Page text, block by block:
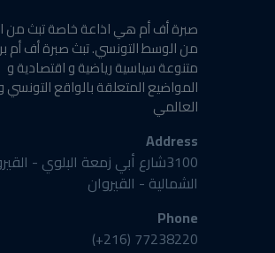
صبرة أف أم هي اذاعة خاصة تبث من
من الوسط التونسي. تبث صبرة أف أم
متنوعة سياسية رياضية و اقتصادية و
المواضيع المتعلقة بالواقع التونسي
العالمي
Address
3100شارع أبي زمعة البلوي -
الشمالية - القيروان
Phone
77238220 (216+)